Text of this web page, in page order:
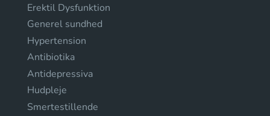
Erektil Dysfunktion
Generel sundhed
Hypertension
Antibiotika
Antidepressiva
Hudpleje
Smertestillende